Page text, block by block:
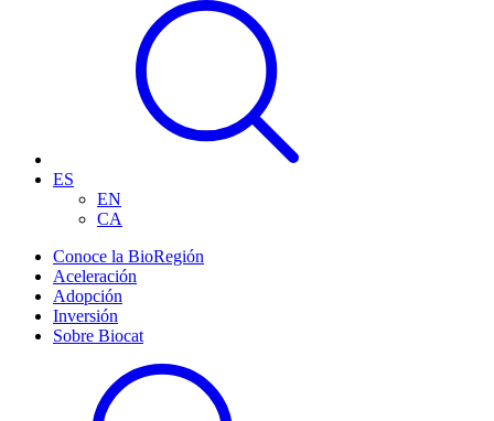
ES
EN
CA
Conoce la BioRegión
Aceleración
Adopción
Inversión
Sobre Biocat